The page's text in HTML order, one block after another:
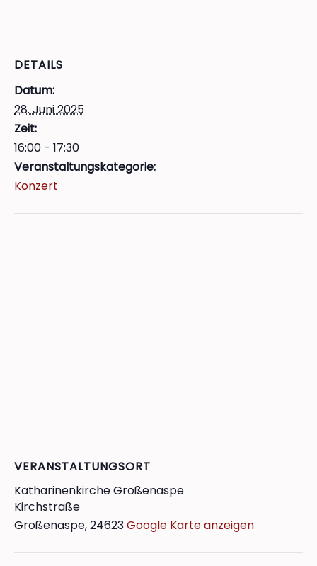
DETAILS
Datum:
28. Juni 2025
Zeit:
16:00 - 17:30
Veranstaltungskategorie:
Konzert
VERANSTALTUNGSORT
Katharinenkirche Großenaspe
Kirchstraße
Großenaspe,24623Google Karte anzeigen